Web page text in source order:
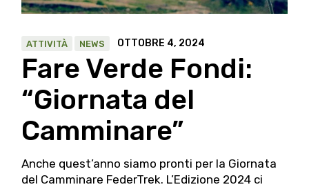
ATTIVITÀ NEWS OTTOBRE 4, 2024
Fare Verde Fondi:
“Giornata del
Camminare”
Anche quest’anno siamo pronti per la Giornata
del Camminare FederTrek. L’Edizione 2024 ci